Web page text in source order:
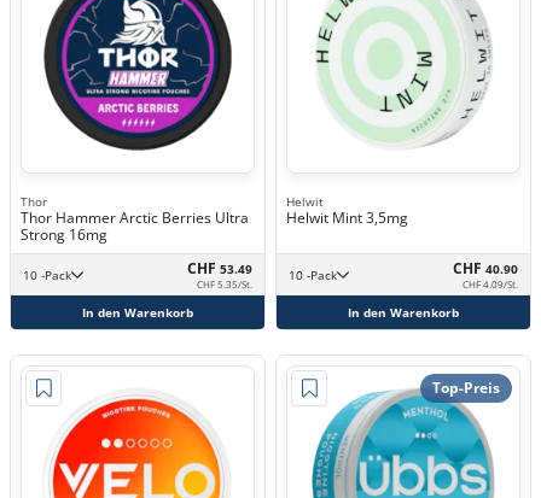
Thor
Thor Hammer Arctic Berries Ultra
Strong 16mg
10 -Pack CHF 53.49
CHF 5.35/St.
In den Warenkorb
Helwit
Helwit Mint 3,5mg
10 -Pack CHF 40.90
CHF 4.09/St.
In den Warenkorb
Top-Preis